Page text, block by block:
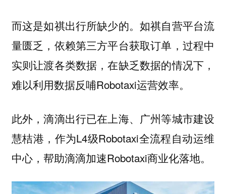
而这是如祺出行所缺少的。如祺自营平台流
量匮乏，依赖第三方平台获取订单，过程中
实则让渡各类数据，在缺乏数据的情况下，
难以利用数据反哺Robotaxi运营效率。
此外，滴滴出行已在上海、广州等城市建设
慧桔港，作为L4级Robotaxi全流程自动运维
中心，帮助滴滴加速Robotaxi商业化落地。